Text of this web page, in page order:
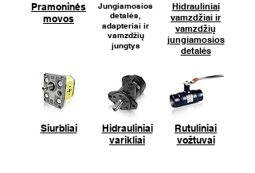
Pramoninės
movos
Jungiamosios
detalės,
adapteriai ir
vamzdžių
jungtys
Hidrauliniai
vamzdžiai ir
vamzdžių
jungiamosios
detalės
Siurbliai
Hidrauliniai
varikliai
Rutuliniai
vožtuvai